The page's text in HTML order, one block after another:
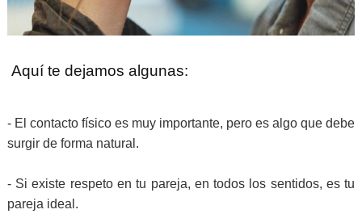
Aquí te dejamos algunas:
- El contacto físico es muy importante, pero es algo que debe
surgir de forma natural.
- Si existe respeto en tu pareja, en todos los sentidos, es tu
pareja ideal.